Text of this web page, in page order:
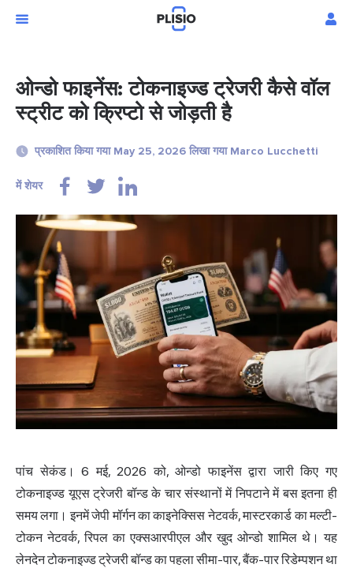
ओन्डो फाइनेंस: टोकनाइज्ड ट्रेजरी कैसे वॉल
स्ट्रीट को क्रिप्टो से जोड़ती है
प्रकाशित किया गया May 25, 2026 लिखा गया Marco Lucchetti
में शेयर
पांच सेकंड। 6 मई, 2026 को, ओन्डो फाइनेंस द्वारा जारी किए गए
टोकनाइज्ड यूएस ट्रेजरी बॉन्ड के चार संस्थानों में निपटाने में बस इतना ही
समय लगा। इनमें जेपी मॉर्गन का काइनेक्सिस नेटवर्क, मास्टरकार्ड का मल्टी-
टोकन नेटवर्क, रिपल का एक्सआरपीएल और खुद ओन्डो शामिल थे। यह
लेनदेनटोकनाइज्ड ट्रेजरीबॉन्ड का पहला सीमा-पार, बैंक-पार रिडेम्पशन था